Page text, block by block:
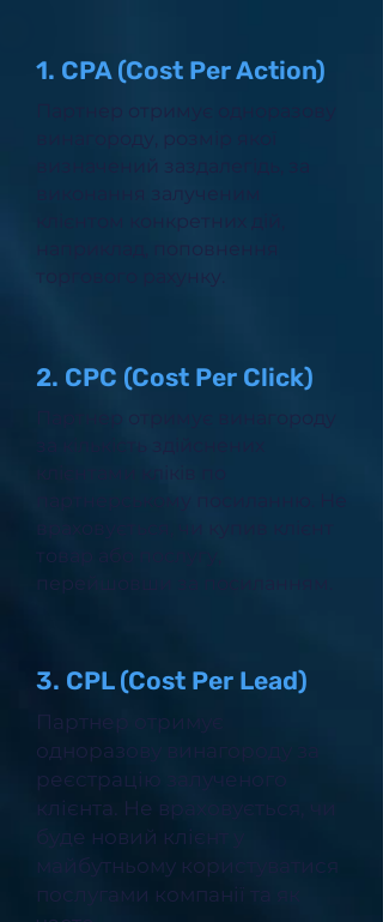
1. CPA (Cost Per Action)
виконання залученим
клієнтом конкретних дій,
торгового рахунку.
2. CPC (Cost Per Click)
товар або послугу,
перейшовши за посиланням.
3. CPL (Cost Per Lead)
Партнер отримує
одноразову винагороду за
реєстрацію залученого
клієнта. Не враховується, чи
буде новий клієнт у
майбутньому користуватися
послугами компанії та як